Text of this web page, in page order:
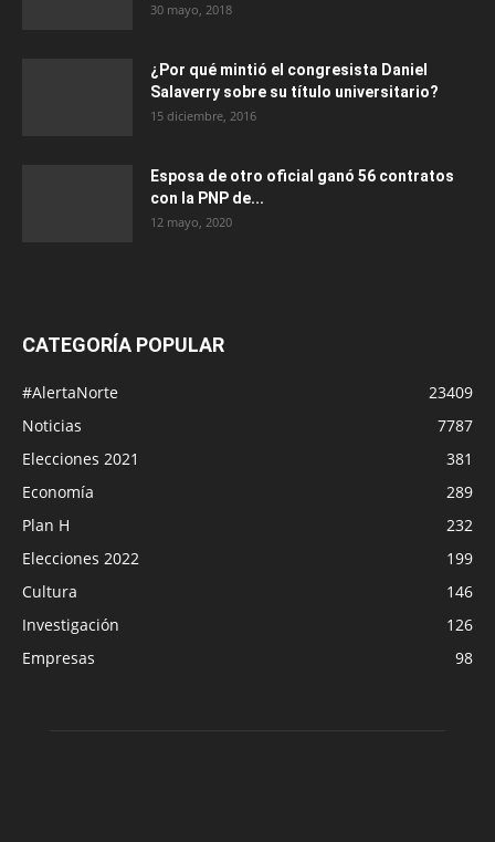
30 mayo, 2018
¿Por qué mintió el congresista Daniel
Salaverry sobre su título universitario?
15 diciembre, 2016
Esposa de otro oficial ganó 56 contratos
con la PNP de...
12 mayo, 2020
CATEGORÍA POPULAR
#AlertaNorte
23409
Noticias
7787
Elecciones 2021
381
Economía
289
Plan H
232
Elecciones 2022
199
Cultura
146
Investigación
126
Empresas
98